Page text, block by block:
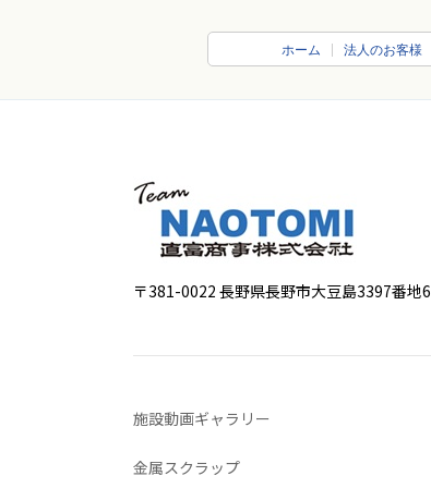
ホーム 法人のお客様
〒381-0022 長野県長野市大豆島3397番地6
施設動画ギャラリー
金属スクラップ